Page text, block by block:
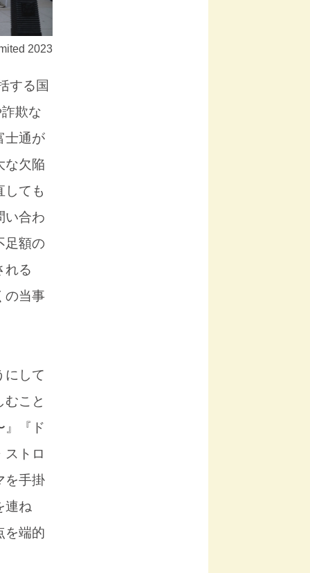
2023
する国
欺な
士通が
な欠陥
しても
い合わ
足額の
れる
の当事
して
こと
』『ド
ストロ
を手掛
連ね
を端的